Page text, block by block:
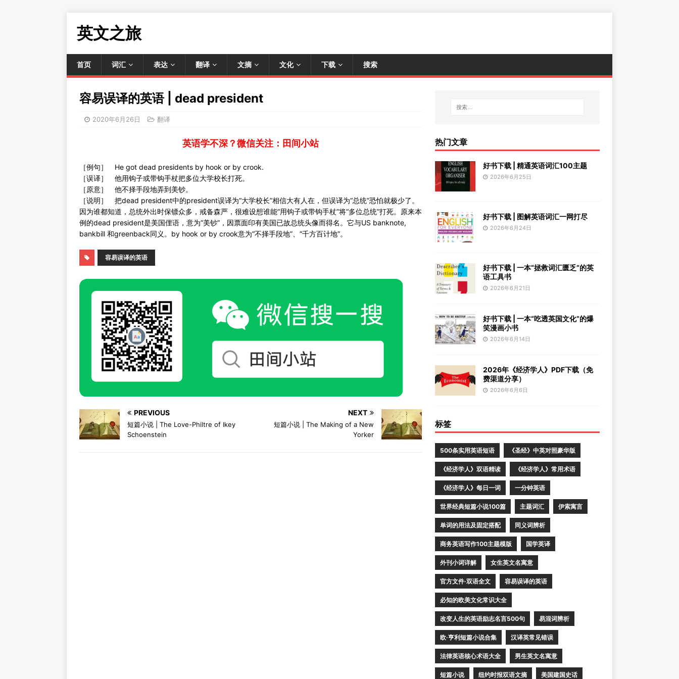
英文之旅
首页 词汇 表达 翻译 文摘 文化 下载 搜索
容易误译的英语 | dead president
2020年6月26日 翻译
英语学不深？微信关注：田间小站
［例句］ He got dead presidents by hook or by crook.
［误译］ 他用钩子或带钩手杖把多位大学校长打死。
［原意］ 他不择手段地弄到美钞。
［说明］ 把dead president中的president误译为“大学校长”相信大有人在，但误译为“总统”恐怕就极少了。
因为谁都知道，总统外出时保镖众多，戒备森严，很难设想谁能“用钩子或带钩手杖”将“多位总统”打死。原来本
例的dead president是美国俚语，意为“美钞”，因票面印有美国已故总统头像而得名。它与US banknote,
bankbill 和greenback同义。by hook or by crook意为“不择手段地”、“千方百计地”。
容易误译的英语
PREVIOUS
短篇小说 | The Love-Philtre of Ikey
Schoenstein
NEXT
短篇小说 | The Making of a New
Yorker
热门文章
好书下载 | 精通英语词汇100主题
2026年6月25日
好书下载 | 图解英语词汇一网打尽
2026年6月24日
好书下载 | 一本“拯救词汇匮乏”的英
语工具书
2026年6月21日
好书下载 | 一本“吃透英国文化”的爆
笑漫画小书
2026年6月14日
2026年《经济学人》PDF下载（免
费渠道分享）
2026年6月6日
标签
500条实用英语短语 《圣经》中英对照豪华版
《经济学人》双语精读 《经济学人》常用术语
《经济学人》每日一词 一分钟英语
世界经典短篇小说100篇 主题词汇 伊索寓言
单词的用法及固定搭配 同义词辨析
商务英语写作100主题模版 国学英译
外刊小词详解 女生英文名寓意
官方文件·双语全文 容易误译的英语
必知的欧美文化常识大全
改变人生的英语励志名言500句 易混词辨析
欧·亨利短篇小说合集 汉译英常见错误
法律英语核心术语大全 男生英文名寓意
短篇小说 纽约时报双语文摘 美国建国史话